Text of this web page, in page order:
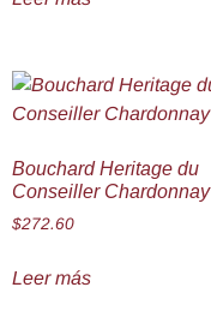
Bouchard Heritage du
Conseiller Chardonnay
$272.60
Leer más